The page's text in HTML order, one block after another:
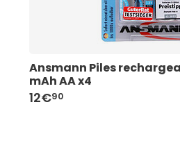
Ansmann Piles
mAh AA x4
12€90